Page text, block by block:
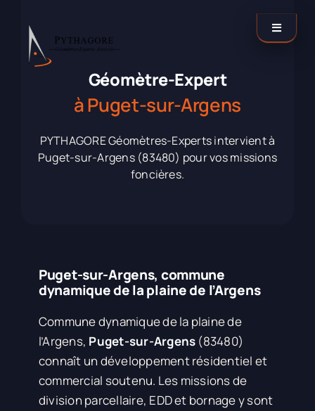
contenu
Toggle
Géomètre-Expert
à Puget-sur-Argens
PYTHAGORE Géomètres-Experts intervient à
Puget-sur-Argens (83480) pour vos missions
foncières.
Puget-sur-Argens, commune
dynamique de la plaine de l’Argens
Commune dynamique de la plaine de
l’Argens, Puget-sur-Argens (83480)
connaît un développement résidentiel et
commercial soutenu. Les missions de
division parcellaire, EDD et bornage y sont